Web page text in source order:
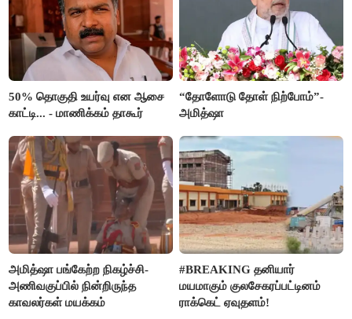
50% தொகுதி உயர்வு என ஆசை
காட்டி... - மாணிக்கம் தாகூர்
“தோளோடு தோள் நிற்போம்”-
அமித்ஷா
அமித்ஷா பங்கேற்ற நிகழ்ச்சி-
அணிவகுப்பில் நின்றிருந்த
காவலர்கள் மயக்கம்
#BREAKING தனியார்
மயமாகும் குலசேகரப்பட்டினம்
ராக்கெட் ஏவுதளம்!